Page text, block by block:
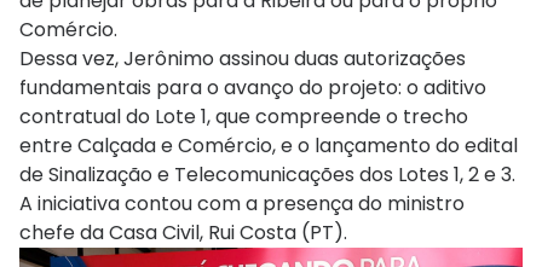
Comércio.
Dessa vez, Jerônimo assinou duas autorizações
fundamentais para o avanço do projeto: o aditivo
contratual do Lote 1, que compreende o trecho
entre Calçada e Comércio, e o lançamento do edital
de Sinalização e Telecomunicações dos Lotes 1, 2 e 3.
A iniciativa contou com a presença do ministro
chefe da Casa Civil, Rui Costa (PT).